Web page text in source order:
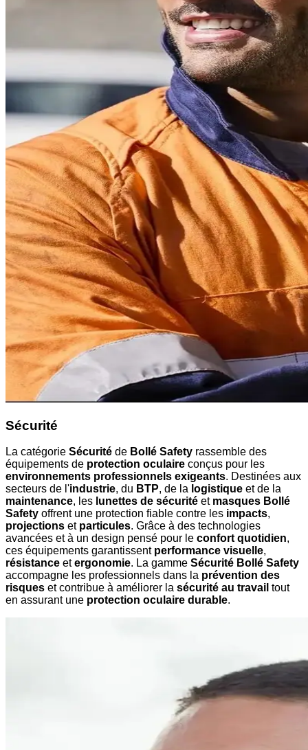
Sécurité
La catégorie Sécurité de Bollé Safety rassemble des
équipements de protection oculaire conçus pour les
environnements professionnels exigeants. Destinées aux
secteurs de l'industrie, du BTP, de la logistique et de la
maintenance, les lunettes de sécurité et masques Bollé
Safety offrent une protection fiable contre les impacts,
projections et particules. Grâce à des technologies
avancées et à un design pensé pour le confort quotidien,
ces équipements garantissent performance visuelle,
résistance etergonomie. La gamme Sécurité Bollé Safety
accompagne les professionnels dans la prévention des
risques et contribue à améliorer la sécurité au travail tout
en assurant une protection oculaire durable.